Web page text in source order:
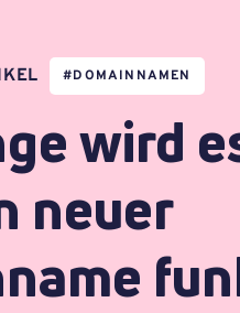
#DOMAINNAMEN
wird
neuer